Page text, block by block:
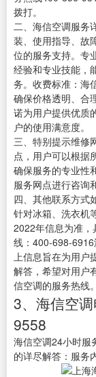
拨打。
二、海信空调服务
装、使用指导、故
位的服务支持。专
经验和专业技能，
务。收费标准：海
确保价格透明、合
诺为用户提供优质
户的使用满意度。
三、特别提示维修
点，用户可以根据
确保服务的专业性
服务网点进行咨询
四、其他联系方式
针对冰箱、洗衣机
2022年信息为准
线：400-698-
上信息旨在为用户
解答，希望对用户
信空调的服务热线。
3、海信空
9558
海信空调24小时服
的详尽解答：服务